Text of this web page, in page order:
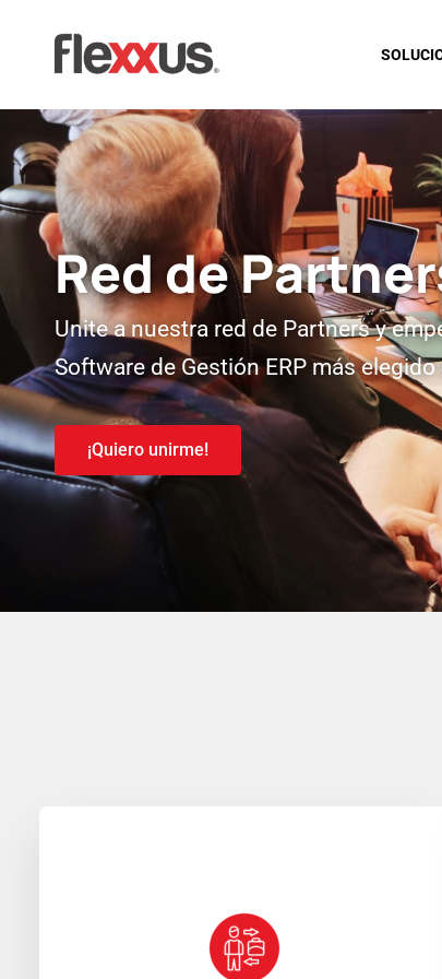
Red de
Unite a nuestra red de Partners y
Software de Gestión ERP más
¡Quiero unirme!